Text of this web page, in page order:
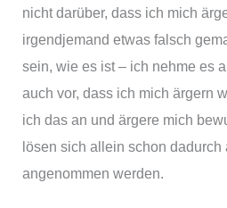
nicht darüber, dass ich mich
irgendjemand etwas falsch
sein, wie es ist – ich nehme es
auch vor, dass ich mich ärgern
ich das an und ärgere mich
lösen sich allein schon dadurch
angenommen werden.